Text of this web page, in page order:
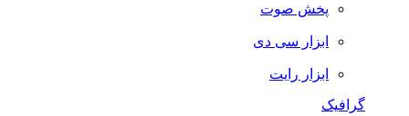
پخش صوت
ابزار سی دی
ابزار رایت
گرافیک